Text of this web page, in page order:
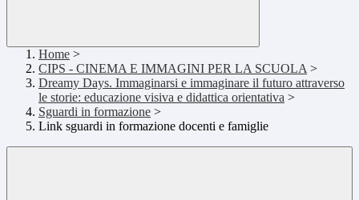
Home >
CIPS - CINEMA E IMMAGINI PER LA SCUOLA >
Dreamy Days. Immaginarsi e immaginare il futuro attraverso
le storie: educazione visiva e didattica orientativa >
Sguardi in formazione >
Link sguardi in formazione docenti e famiglie